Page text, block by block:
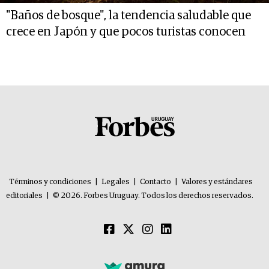
"Baños de bosque", la tendencia saludable que
crece en Japón y que pocos turistas conocen
Términos y condiciones Legales Contacto
Valores y estándares
editoriales
© 2026. Forbes Uruguay. Todos los derechos reservados.